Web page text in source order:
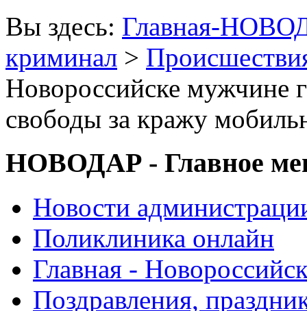
Вы здесь: Главная-
криминал >
Новороссийске мужчине
свободы за кражу
НОВОДАР - Главное
Новости
Поликлиника онлайн
Главная -
Поздравления,